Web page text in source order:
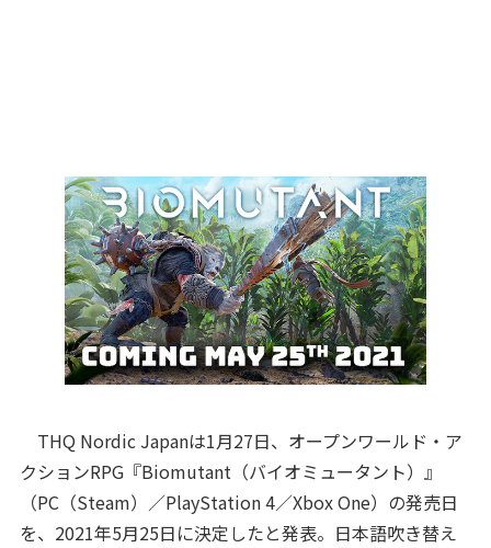
THQ Nordic Japanは1月27日、オープンワールド・ア
クションRPG『Biomutant（バイオミュータント）』
（PC（Steam）／PlayStation 4／Xbox One）の発売日
を、2021年5月25日に決定したと発表。日本語吹き替え